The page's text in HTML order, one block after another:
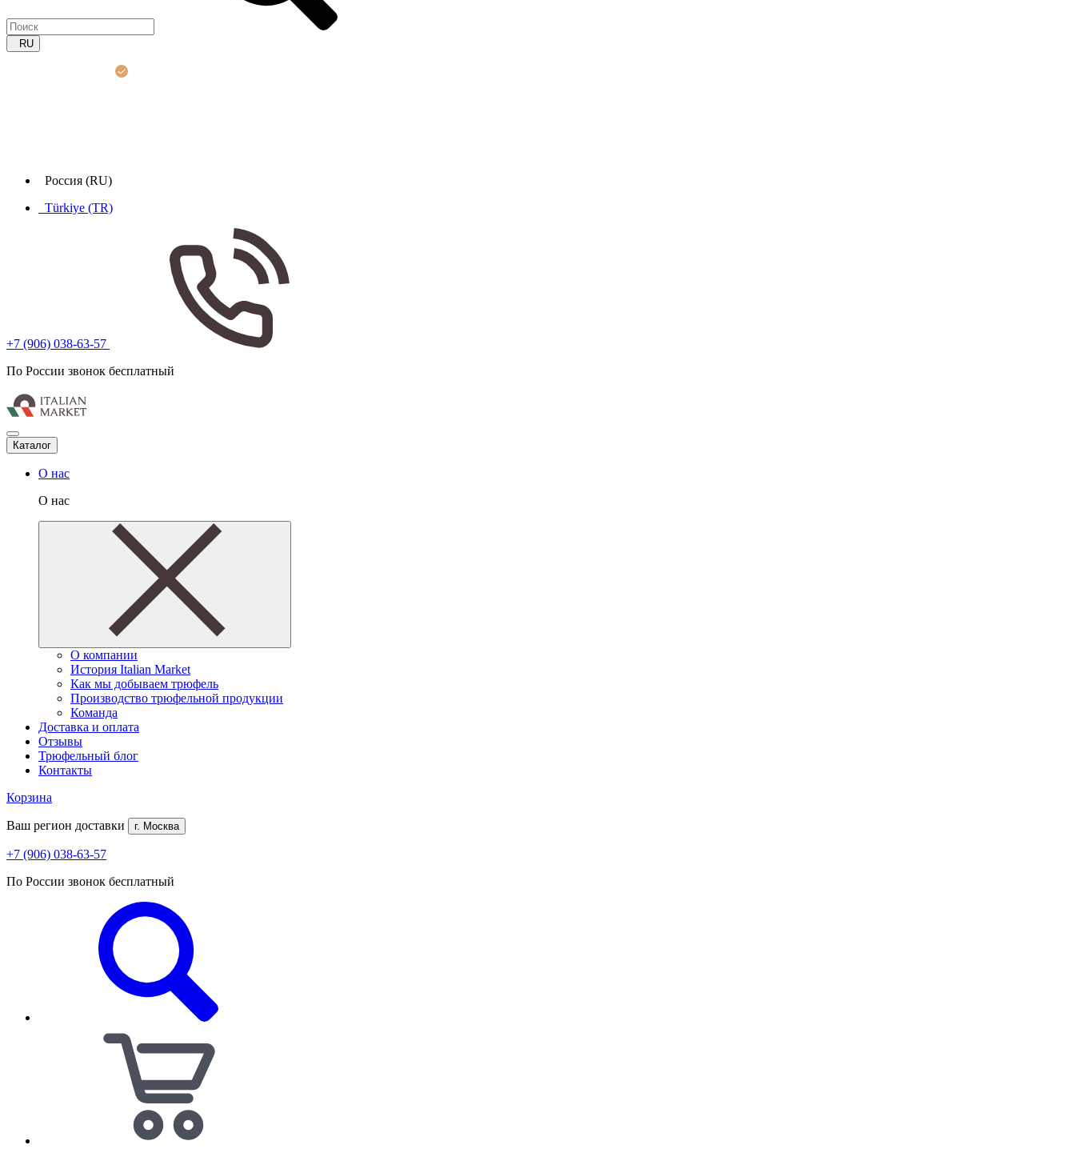
RU
Россия (RU)
Türkiye (TR)
+7 (906) 038-63-57
По России звонок бесплатный
Каталог
О нас
О нас
О компании
История Italian Market
Как мы добываем трюфель
Производство трюфельной продукции
Команда
Доставка и оплата
Отзывы
Трюфельный блог
Контакты
Корзина
Ваш регион доставки г. Москва
+7 (906) 038-63-57
По России звонок бесплатный